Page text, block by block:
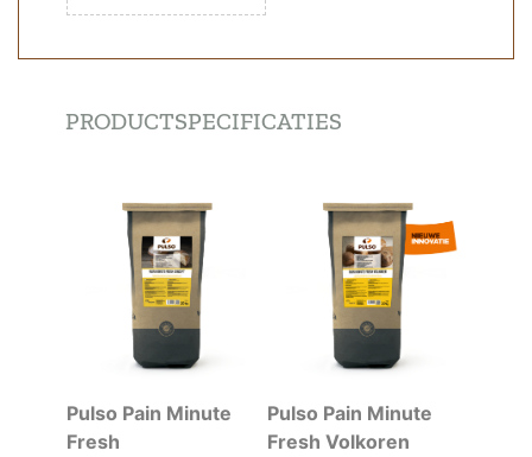
PRODUCTSPECIFICATIES
Pulso Pain Minute
Fresh
Pulso Pain Minute
Fresh Volkoren